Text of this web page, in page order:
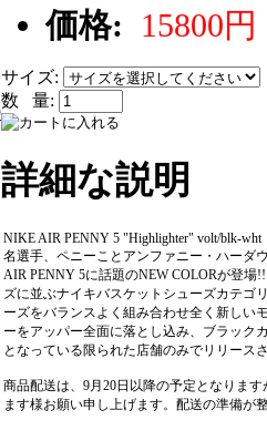
価格: 15800円
サイズ:
数 量:
詳細な説明
NIKE AIR PENNY 5 "Highlighter" volt/blk-wht
名選手、ペニーことアンファニー・ハーダ
AIR PENNY 5に話題のNEW COLORが登
ズに並ぶナイキバスケットシューズカテゴ
ーズをバランスよく組み合わせ全く新しい
ーをアッパー全面に落とし込み、ブラック
となっている限られた店舗のみでリリー
商品配送は、9月20日以降の予定となりま
ます様お願い申し上げます。配送の準備が